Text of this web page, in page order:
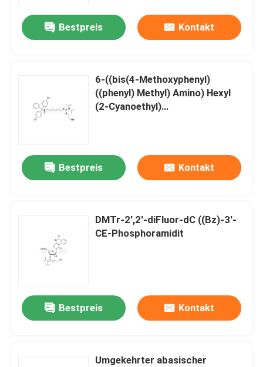
Bestpreis Kontakt
6-((bis(4-Methoxyphenyl)
((phenyl) Methyl) Amino) Hexyl
(2-Cyanoethyl)
Bestpreis Kontakt
DMTr-2',2'-diFluor-dC ((Bz)-3'-
CE-Phosphoramidit
Bestpreis Kontakt
Umgekehrter abasischer